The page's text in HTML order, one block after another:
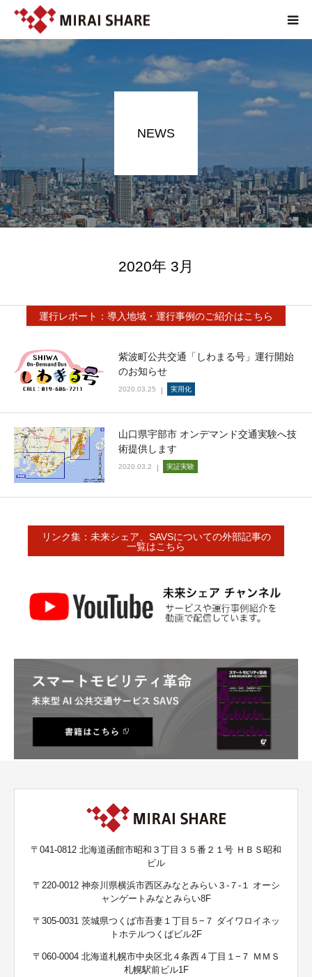
NEWS
2020年 3月
運行レポート：導入地域・運行事例のご紹介はこちら
紫波町公共交通「しわまる号」運行開始
のお知らせ
2020.03.25 実用化
山口県宇部市 オンデマンド交通実験へ技
術提供します
2020.03.2 実証実験
リンク集：未来シェア、SAVSについての外部記事の
一覧はこちら
〒041-0812 北海道函館市昭和３丁目３５番２１号 ＨＢＳ昭和
ビル
〒220-0012 神奈川県横浜市西区みなとみらい３-７-１ オーシ
ャンゲートみなとみらい8F
〒305-0031 茨城県つくば市吾妻１丁目５−７ ダイワロイネッ
トホテルつくばビル2F
〒060-0004 北海道札幌市中央区北４条西４丁目１−７ ＭＭＳ
札幌駅前ビル1F
NEWS
TECHNOLOGY
SERVICE
REPORT
ABOUT